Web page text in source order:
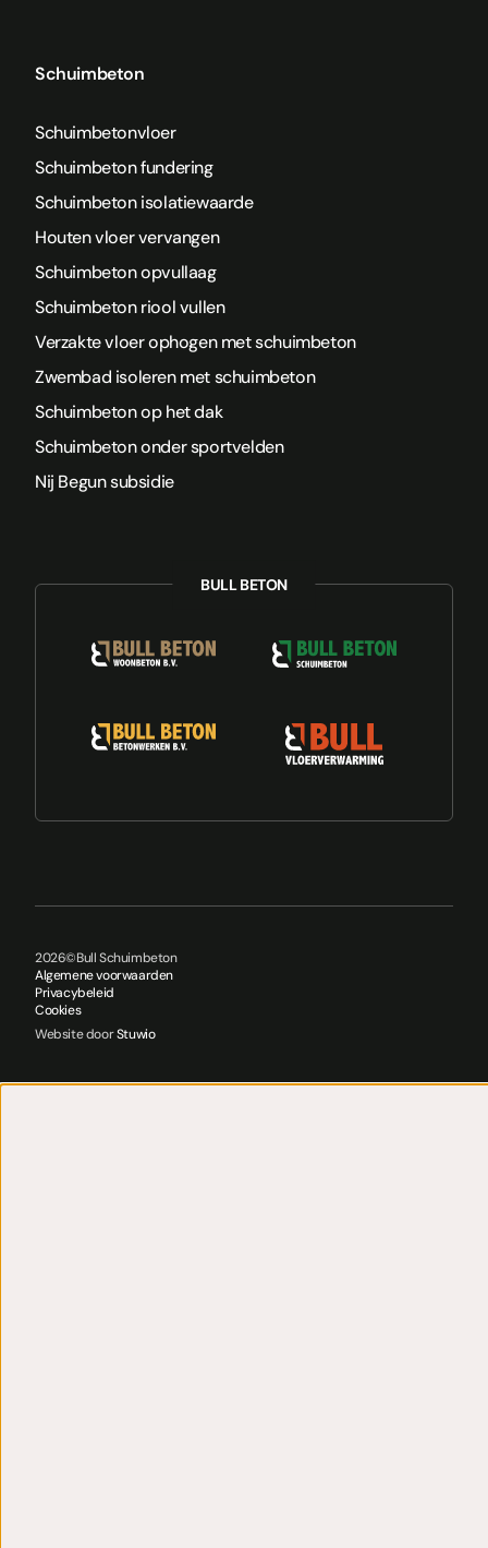
Schuimbeton
Schuimbetonvloer
Schuimbeton fundering
Schuimbeton isolatiewaarde
Houten vloer vervangen
Schuimbeton opvullaag
Schuimbeton riool vullen
Verzakte vloer ophogen met schuimbeton
Zwembad isoleren met schuimbeton
Schuimbeton op het dak
Schuimbeton onder sportvelden
Nij Begun subsidie
2026©Bull Schuimbeton
Algemene voorwaarden
Privacybeleid
Cookies
Website doorStuwio